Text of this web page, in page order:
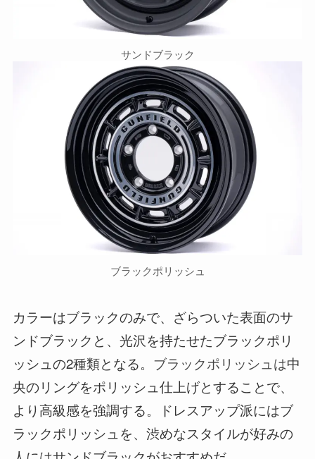
サンドブラック
ブラックポリッシュ
カラーはブラックのみで、ざらついた表面のサ
ンドブラックと、光沢を持たせたブラックポリ
ッシュの2種類となる。 ブラックポリッシュは中
央のリングをポリッシュ仕上げとすることで、
より高級感を強調する。ドレスアップ派にはブ
ラックポリッシュを、渋めなスタイルが好みの